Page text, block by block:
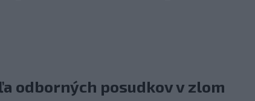
odborných posudkov v zlom